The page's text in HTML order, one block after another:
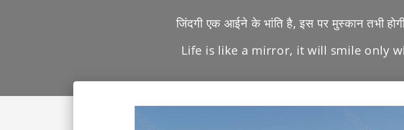
जिंदगी एक आईने के भांति है, इस पर मुस्कान तभी
Life is like a mirror, it will smile only